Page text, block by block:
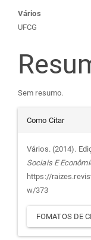
do
artigo
Vários
UFCG
Sem resumo.
do
artigo
Como Citar
Vários. (2014).
Sociais E
https://
w/373
FOMATOS DE